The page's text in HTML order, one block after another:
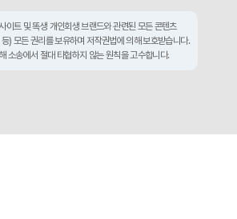
이트 및 똑생 개인회생 브랜드와 관련된 모든 콘텐츠
) 모든 권리를 보유하며 저작권법에 의해 보호받습니다.
소송에서 절대 타협하지 않는 원칙을 고수합니다.